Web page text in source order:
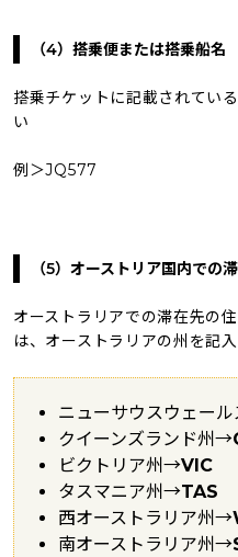
（4）搭乗便または搭乗船名
搭乗チケットに記載されてい
い
例＞JQ577
（5）オーストリア国内での
オーストラリアでの滞在先の
は、オーストラリアの州を記
ニューサウスウェー
クイーンズランド州→
ビクトリア州→VIC
タスマニア州→TAS
西オーストラリア州→
南オーストラリア州→